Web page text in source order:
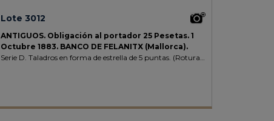
Lote 3012
ANTIGUOS. Obligación al portador 25 Pesetas. 1
Octubre 1883. BANCO DE FELANITX (Mallorca).
Serie D. Taladros en forma de estrella de 5 puntas. (Roturas